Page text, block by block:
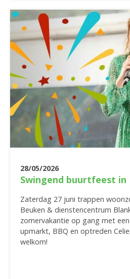
28/05/2026
Swingend buurtfeest in
Zaterdag 27 juni trappen
Beuken & dienstencentrum
zomervakantie op gang met
upmarkt, BBQ en optreden
welkom!